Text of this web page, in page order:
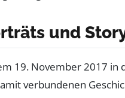
und
19. November 2017 in
verbundenen